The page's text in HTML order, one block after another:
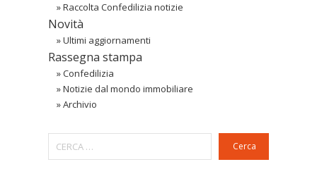
»Raccolta Confedilizia notizie
Novità
»Ultimi aggiornamenti
Rassegna stampa
»Confedilizia
»Notizie dal mondo immobiliare
»Archivio
Cerca